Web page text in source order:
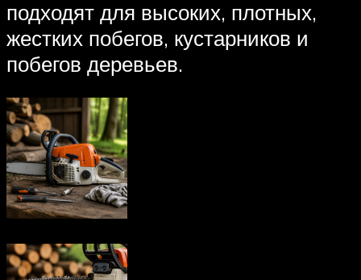
подходят для высоких, плотных,
жестких побегов, кустарников и
побегов деревьев.